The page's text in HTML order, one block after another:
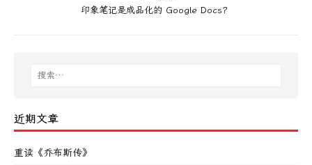
印象笔记是成品化的 Google Docs？
近期文章
重读《乔布斯传》